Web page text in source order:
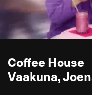
Coffee House
Vaakuna,